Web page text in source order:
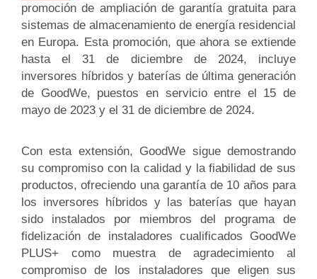
promoción de ampliación de garantía gratuita para
sistemas de almacenamiento de energía residencial
en Europa. Esta promoción, que ahora se extiende
hasta el 31 de diciembre de 2024, incluye
inversores híbridos y baterías de última generación
de GoodWe, puestos en servicio entre el 15 de
mayo de 2023 y el 31 de diciembre de 2024.
Con esta extensión, GoodWe sigue demostrando
su compromiso con la calidad y la fiabilidad de sus
productos, ofreciendo una garantía de 10 años para
los inversores híbridos y las baterías que hayan
sido instalados por miembros del programa de
fidelización de instaladores cualificados GoodWe
PLUS+ como muestra de agradecimiento al
compromiso de los instaladores que eligen sus